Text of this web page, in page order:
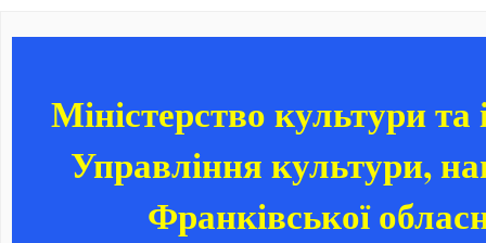
Міністерство культури
Управління культури,
Франківської